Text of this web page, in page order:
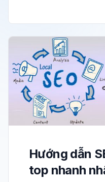
Hướng dẫn
top nhanh